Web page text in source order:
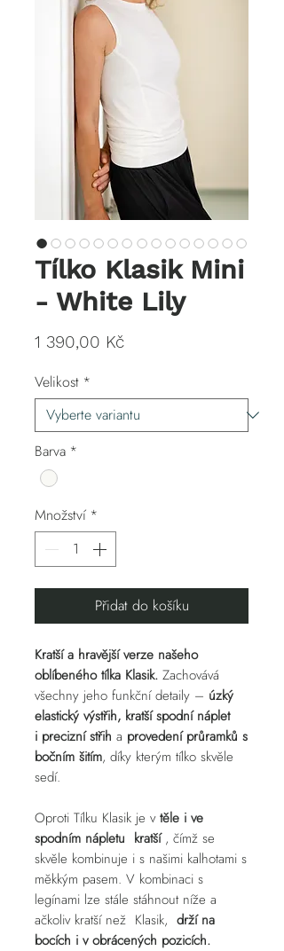
Tílko Klasik Mini
- White Lily
1 390,00 KčCena
Velikost *
Barva *
Množství *
Přidat do košíku
Kratší a hravější verze našeho
oblíbeného tílka Klasik. Zachovává
všechny jeho funkční detaily – úzký
elastický výstřih, kratší spodní náplet
i precizní střih a provedení průramků s
bočním šitím, díky kterým tílko skvěle
sedí.
Oproti Tílku Klasik je vtěle i ve
spodním nápletu kratší, čímž se
skvěle kombinuje i s našimi kalhotami s
měkkým pasem. V kombinaci s
legínami lze stále stáhnout níže a
ačkoliv kratší než Klasik, drží na
bocích i v obrácených pozicích.